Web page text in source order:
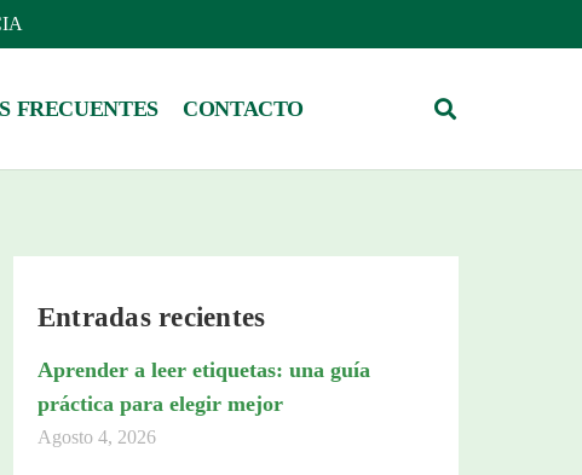
FRECUENTES CONTACTO
Entradas recientes
Aprender a leer etiquetas: una guía
práctica para elegir mejor
Agosto 4, 2026